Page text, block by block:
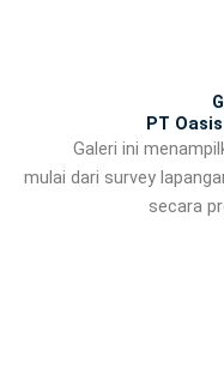
PT
Galeri ini
mulai dari survey
secara